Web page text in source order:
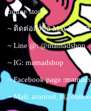
online stores
~ ติดต่อสั่งซื้อ
~ Line @: @mamadshop
~ IG: mamadshop
~ Facebook page
~ Mail: